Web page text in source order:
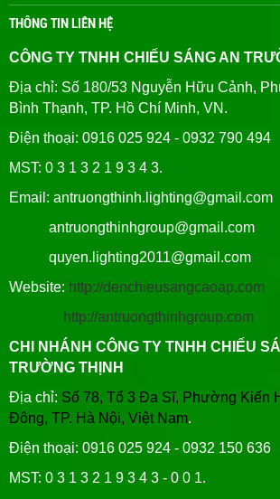
THÔNG TIN LIÊN HỆ
CÔNG TY TNHH CHIẾU SÁNG AN
Địa chỉ: Số 180/53 Nguyễn Hữu Cảnh,
Bình Thạnh, TP. Hồ Chí Minh, VN.
Điện thoại: 0916 025 924 - 0932 790 494
MST: 0 3 1 3 2 1 9 3 4 3.
Email: antruongthinh.lighting@gmail.com
antruongthinhgroup@gmail.com
quyen.lighting2011@gmail.com
Website: http://denchieusangcaoap.com
http://antruongthinhgroup.com
CHI NHÁNH CÔNG TY TNHH CHIẾU
TRƯỜNG THỊNH
Địa chỉ: Số 78, Tổ 3 Đa Sĩ, Phường Kiến
Đông, TP. Hà Nội, Việt Nam.
Điện thoại: 0916 025 924 - 0932 150 636
MST: 0 3 1 3 2 1 9 3 4 3 - 0 0 1.